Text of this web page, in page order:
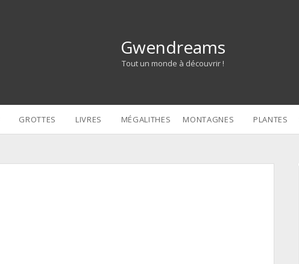
Gwendreams
Tout un monde à découvrir !
GROTTES LIVRES MÉGALITHES MONTAGNES PLANTES